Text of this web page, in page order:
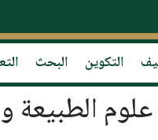
التكوين البحث